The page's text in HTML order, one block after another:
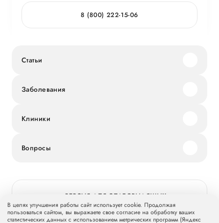
8 (800) 222-15-06
Статьи
Заболевания
Клиники
Вопросы
ВЕРСИЯ ДЛЯ СЛАБОВИДЯЩИХ
В целях улучшения работы сайт использует cookie. Продолжая
пользоваться сайтом, вы выражаете свое согласие на обработку ваших
статистических данных с использованием метрических программ (Яндекс